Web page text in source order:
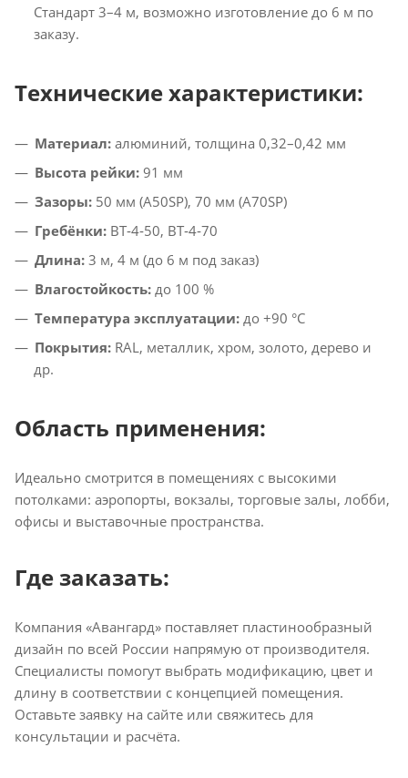
Стандарт 3–4 м, возможно изготовление до 6 м по
заказу.
Технические характеристики:
Материал: алюминий, толщина 0,32–0,42 мм
Высота рейки: 91 мм
Зазоры: 50 мм (A50SP), 70 мм (A70SP)
Гребёнки: BT‑4‑50, BT‑4‑70
Длина: 3 м, 4 м (до 6 м под заказ)
Влагостойкость: до 100 %
Температура эксплуатации: до +90 °C
Покрытия: RAL, металлик, хром, золото, дерево и
др.
Область применения:
Идеально смотрится в помещениях с высокими
потолками: аэропорты, вокзалы, торговые залы, лобби,
офисы и выставочные пространства.
Где заказать:
Компания «Авангард» поставляет пластинообразный
дизайн по всей России напрямую от производителя.
Специалисты помогут выбрать модификацию, цвет и
длину в соответствии с концепцией помещения.
Оставьте заявку на сайте или свяжитесь для
консультации и расчёта.